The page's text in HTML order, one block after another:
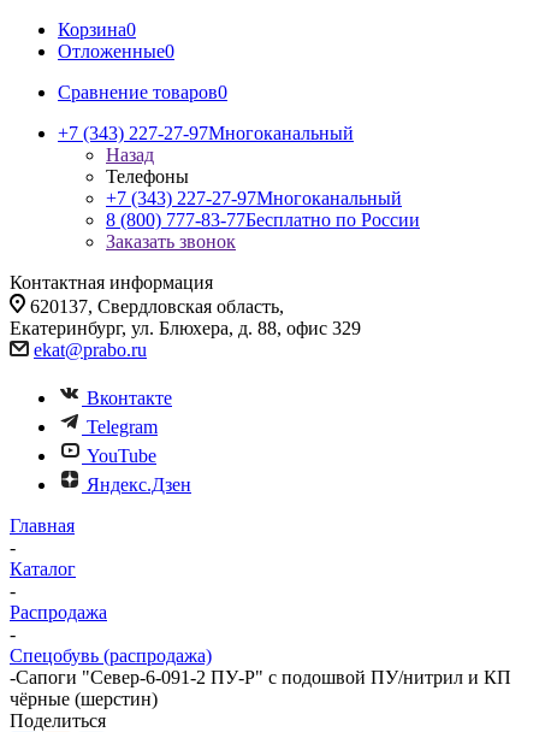
Корзина0
Отложенные0
Сравнение товаров0
+7 (343) 227-27-97Многоканальный
Назад
Телефоны
+7 (343) 227-27-97Многоканальный
8 (800) 777-83-77Бесплатно по России
Заказать звонок
Контактная информация
620137, Свердловская область,
Екатеринбург, ул. Блюхера, д. 88, офис 329
ekat@prabo.ru
Вконтакте
Telegram
YouTube
Яндекс.Дзен
Главная
-
Каталог
-
Распродажа
-
Спецобувь (распродажа)
-Сапоги "Север-6-091-2 ПУ-Р" с подошвой ПУ/нитрил и КП
чёрные (шерстин)
Поделиться